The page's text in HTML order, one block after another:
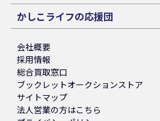
かしこライフの応援団
会社概要
採用情報
総合買取窓口
ブックレットオークションストア
サイトマップ
法人営業の方はこちら